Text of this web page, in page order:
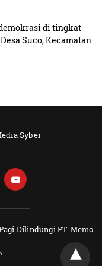
di tingkat
Suco, Kecamatan
Syber
Dilindungi PT. Memo